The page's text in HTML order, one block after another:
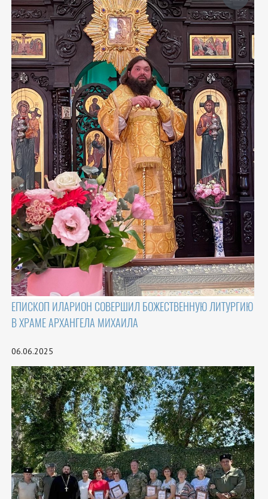
ЕПИСКОП ИЛАРИОН СОВЕРШИЛ БОЖЕСТВЕННУЮ ЛИТУРГИЮ
В ХРАМЕ АРХАНГЕЛА МИХАИЛА
06.06.2025